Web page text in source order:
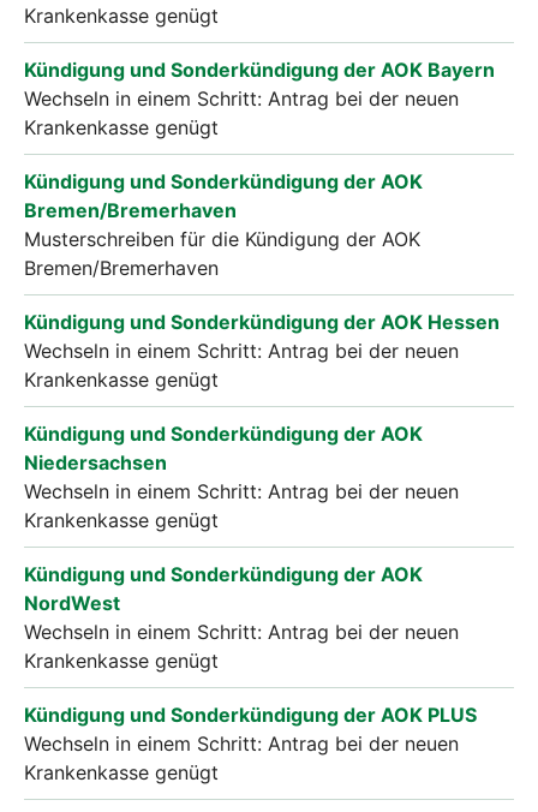
Krankenkasse genügt
Kündigung und Sonderkündigung der AOK Bayern
Wechseln in einem Schritt: Antrag bei der neuen
Krankenkasse genügt
Kündigung und Sonderkündigung der AOK
Bremen/Bremerhaven
Musterschreiben für die Kündigung der AOK
Bremen/Bremerhaven
Kündigung und Sonderkündigung der AOK Hessen
Wechseln in einem Schritt: Antrag bei der neuen
Krankenkasse genügt
Kündigung und Sonderkündigung der AOK
Niedersachsen
Wechseln in einem Schritt: Antrag bei der neuen
Krankenkasse genügt
Kündigung und Sonderkündigung der AOK
NordWest
Wechseln in einem Schritt: Antrag bei der neuen
Krankenkasse genügt
Kündigung und Sonderkündigung der AOK PLUS
Wechseln in einem Schritt: Antrag bei der neuen
Krankenkasse genügt